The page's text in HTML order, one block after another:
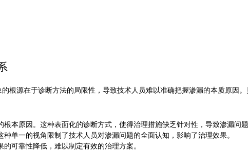
根源在于诊断方法的局限性，导致技术人员难以准确把握渗漏的本质原因
本原因。这种表面化的诊断方式，使得治理措施缺乏针对性，导致渗漏问题
单一的视角限制了技术人员对渗漏问题的全面认知，影响了治理效果。
可靠性降低，难以制定有效的治理方案。